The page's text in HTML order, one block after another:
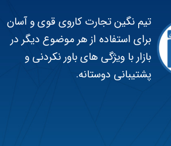
تیم نگین تجارت کاروی قوی و آسان
برای استفاده از هر موضوع دیگر در
بازار با ویژگی های باور نکردنی و
پشتیبانی دوستانه.